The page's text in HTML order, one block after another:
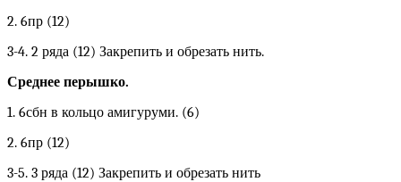
2. 6пр (12)
3-4. 2 ряда (12) Закрепить и обрезать нить.
Среднее перышко.
1. 6сбн в кольцо амигуруми. (6)
2. 6пр (12)
3-5. 3 ряда (12) Закрепить и обрезать нить